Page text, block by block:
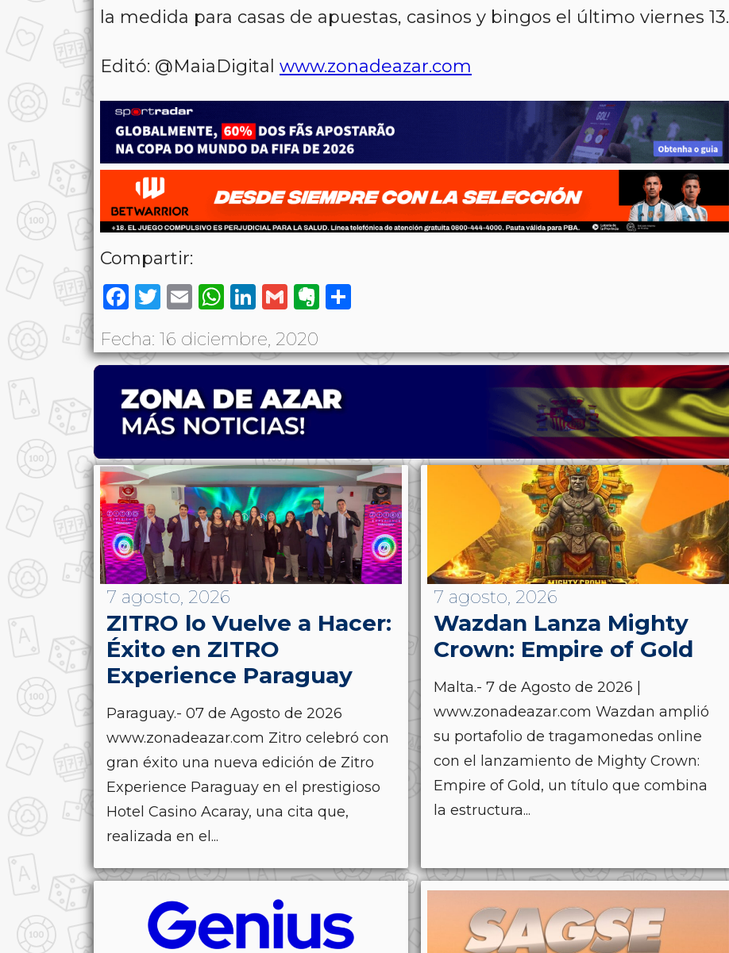
la medida para casas de apuestas, casinos y bingos el último viernes 13.
Editó: @MaiaDigital www.zonadeazar.com
Compartir:
Facebook
Twitter
EmailWhatsApp
LinkedIn
GmailEvernote
Fecha: 16 diciembre, 2020
7 agosto, 2026
ZITRO lo Vuelve a Hacer:
Éxito en ZITRO
Experience Paraguay
Paraguay.- 07 de Agosto de 2026
www.zonadeazar.com Zitro celebró con
gran éxito una nueva edición de Zitro
Experience Paraguay en el prestigioso
Hotel Casino Acaray, una cita que,
realizada en el...
7 agosto, 2026
Wazdan Lanza Mighty
Crown: Empire of Gold
Malta.- 7 de Agosto de 2026 |
www.zonadeazar.com Wazdan amplió
su portafolio de tragamonedas online
con el lanzamiento de Mighty Crown:
Empire of Gold, un título que combina
la estructura...